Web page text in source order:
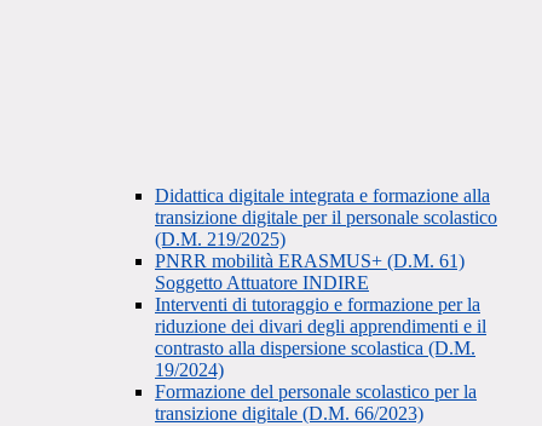
Didattica digitale integrata e formazione alla
transizione digitale per il personale scolastico
(D.M. 219/2025)
PNRR mobilità ERASMUS+ (D.M. 61)
Soggetto Attuatore INDIRE
Interventi di tutoraggio e formazione per la
riduzione dei divari degli apprendimenti e il
contrasto alla dispersione scolastica (D.M.
19/2024)
Formazione del personale scolastico per la
transizione digitale (D.M. 66/2023)